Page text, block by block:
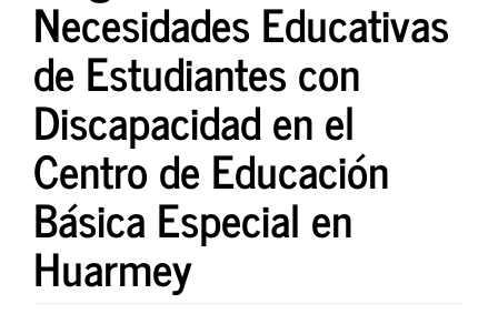
Necesidades Educativas
de Estudiantes con
Discapacidad en el
Centro de Educación
Básica Especial en
Huarmey